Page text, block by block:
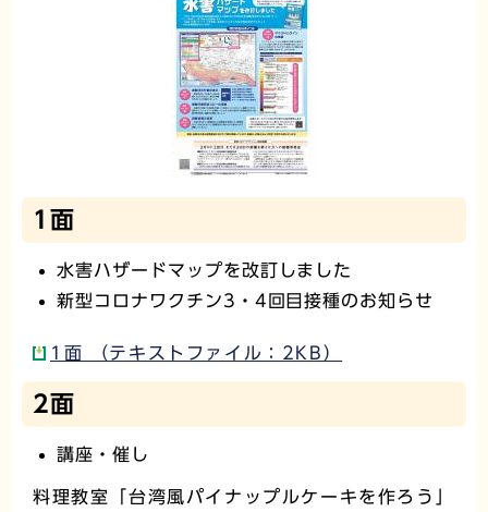
1面
水害ハザードマップを改訂しました
新型コロナワクチン3・4回目接種のお知らせ
1面 （テキストファイル：2KB）
2面
講座・催し
料理教室「台湾風パイナップルケーキを作ろう」